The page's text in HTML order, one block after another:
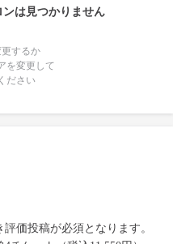
は見つかりません
するか
を変更して
ださい
価投稿が必須となります。